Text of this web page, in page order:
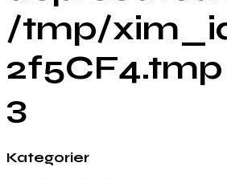
/tmp/
2f5CF4.tmp
3
Kategorier